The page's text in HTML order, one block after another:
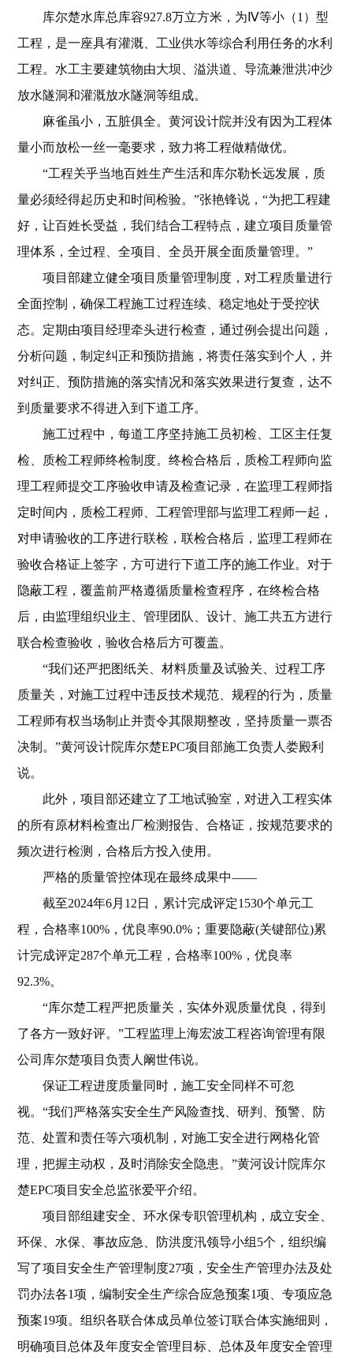
库尔楚水库总库容927.8万立方米，为Ⅳ等小（1）型
工程，是一座具有灌溉、工业供水等综合利用任务的水利
工程。水工主要建筑物由大坝、溢洪道、导流兼泄洪冲沙
放水隧洞和灌溉放水隧洞等组成。
麻雀虽小，五脏俱全。黄河设计院并没有因为工程体
量小而放松一丝一毫要求，致力将工程做精做优。
“工程关乎当地百姓生产生活和库尔勒长远发展，质
量必须经得起历史和时间检验。”张艳锋说，“为把工程建
好，让百姓长受益，我们结合工程特点，建立项目质量管
理体系，全过程、全项目、全员开展全面质量管理。”
项目部建立健全项目质量管理制度，对工程质量进行
全面控制，确保工程施工过程连续、稳定地处于受控状
态。定期由项目经理牵头进行检查，通过例会提出问题，
分析问题，制定纠正和预防措施，将责任落实到个人，并
对纠正、预防措施的落实情况和落实效果进行复查，达不
到质量要求不得进入到下道工序。
施工过程中，每道工序坚持施工员初检、工区主任复
检、质检工程师终检制度。终检合格后，质检工程师向监
理工程师提交工序验收申请及检查记录，在监理工程师指
定时间内，质检工程师、工程管理部与监理工程师一起，
对申请验收的工序进行联检，联检合格后，监理工程师在
验收合格证上签字，方可进行下道工序的施工作业。对于
隐蔽工程，覆盖前严格遵循质量检查程序，在终检合格
后，由监理组织业主、管理团队、设计、施工共五方进行
联合检查验收，验收合格后方可覆盖。
“我们还严把图纸关、材料质量及试验关、过程工序
质量关，对施工过程中违反技术规范、规程的行为，质量
工程师有权当场制止并责令其限期整改，坚持质量一票否
决制。”黄河设计院库尔楚EPC项目部施工负责人娄殿利
说。
此外，项目部还建立了工地试验室，对进入工程实体
的所有原材料检查出厂检测报告、合格证，按规范要求的
频次进行检测，合格后方投入使用。
严格的质量管控体现在最终成果中——
截至2024年6月12日，累计完成评定1530个单元工
程，合格率100%，优良率90.0%；重要隐蔽(关键部位)累
计完成评定287个单元工程，合格率100%，优良率
92.3%。
“库尔楚工程严把质量关，实体外观质量优良，得到
了各方一致好评。”工程监理上海宏波工程咨询管理有限
公司库尔楚项目负责人阚世伟说。
保证工程进度质量同时，施工安全同样不可忽
视。“我们严格落实安全生产风险查找、研判、预警、防
范、处置和责任等六项机制，对施工安全进行网格化管
理，把握主动权，及时消除安全隐患。”黄河设计院库尔
楚EPC项目安全总监张爱平介绍。
项目部组建安全、环水保专职管理机构，成立安全、
环保、水保、事故应急、防洪度汛领导小组5个，组织编
写了项目安全生产管理制度27项，安全生产管理办法及处
罚办法各1项，编制安全生产综合应急预案1项、专项应急
预案19项。组织各联合体成员单位签订联合体实施细则，
明确项目总体及年度安全管理目标、总体及年度安全管理